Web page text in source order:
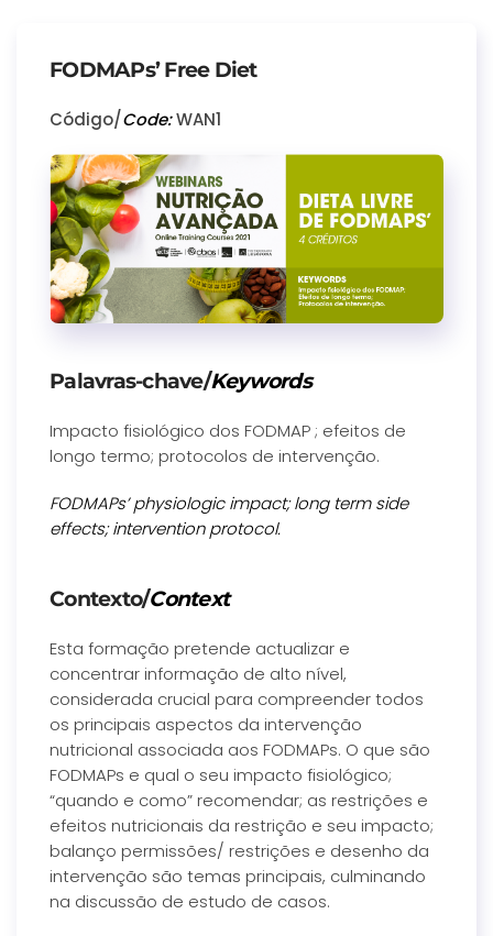
FODMAPs’ Free Diet
Código/Code:WAN1
Palavras-chave/Keywords
Impacto fisiológico dos FODMAP ; efeitos de
longo termo; protocolos de intervenção.
FODMAPs’ physiologic impact; long term side
effects; intervention protocol.
Contexto/Context
Esta formação pretende actualizar e
concentrar informação de alto nível,
considerada crucial para compreender todos
os principais aspectos da intervenção
nutricional associada aos FODMAPs. O que são
FODMAPs e qual o seu impacto fisiológico;
“quando e como” recomendar; as restrições e
efeitos nutricionais da restrição e seu impacto;
balanço permissões/ restrições e desenho da
intervenção são temas principais, culminando
na discussão de estudo de casos.